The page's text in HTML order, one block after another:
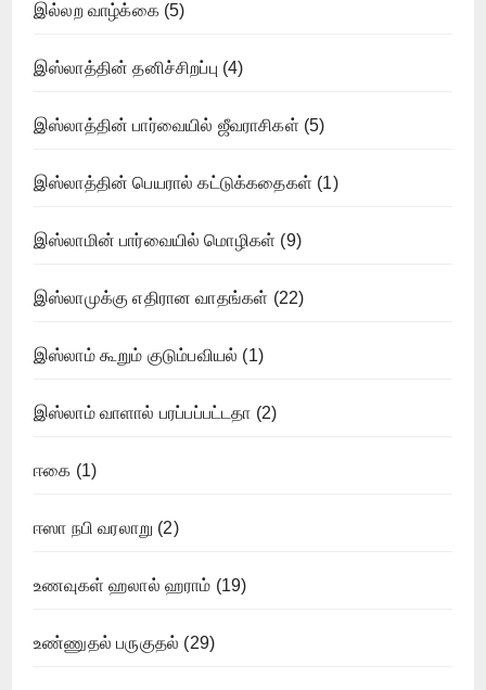
இல்லற வாழ்க்கை(5)
இஸ்லாத்தின் தனிச்சிறப்பு (4)
இஸ்லாத்தின் பார்வையில் ஜீவராசிகள் (5)
இஸ்லாத்தின் பெயரால் கட்டுக்கதைகள் (1)
இஸ்லாமின் பார்வையில் மொழிகள் (9)
இஸ்லாமுக்கு எதிரான வாதங்கள் (22)
இஸ்லாம் கூறும் குடும்பவியல் (1)
இஸ்லாம் வாளால் பரப்பப்பட்டதா (2)
ஈகை (1)
ஈஸா நபி வரலாறு (2)
உணவுகள் ஹலால் ஹராம் (19)
உண்ணுதல் பருகுதல் (29)